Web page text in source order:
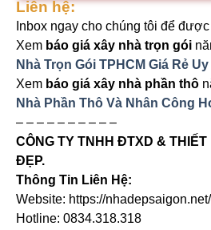
Liên hệ:
Inbox ngay cho chúng tôi để
Xem báo giá xây nhà trọn gói
Nhà Trọn Gói TPHCM Giá Rẻ
Xem báo giá xây nhà phần thô
Nhà Phần Thô Và Nhân Công
– – – – – – – – – –
CÔNG TY TNHH ĐTXD &
ĐẸP.
Thông Tin Liên Hệ:
Website: https://nhadepsaigon.net/
Hotline: 0834.318.318